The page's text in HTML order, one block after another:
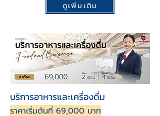
ดูเพิ่มเติม
บริการอาหารและเครื่องดื่ม
ราคาเริ่มต้นที่ 69,000 บาท